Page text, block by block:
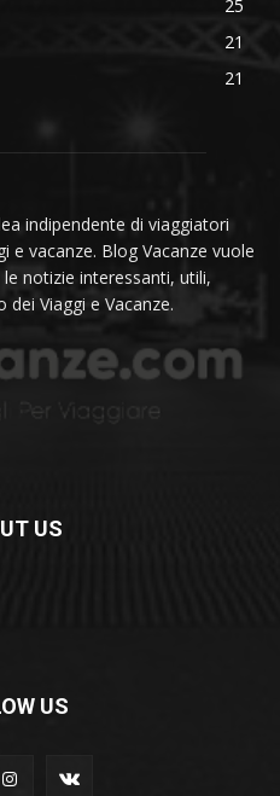
25
21
21
indipendente di viaggiatori
e vacanze. Blog Vacanze vuole
notizie interessanti, utili,
Viaggi e Vacanze.
US
US